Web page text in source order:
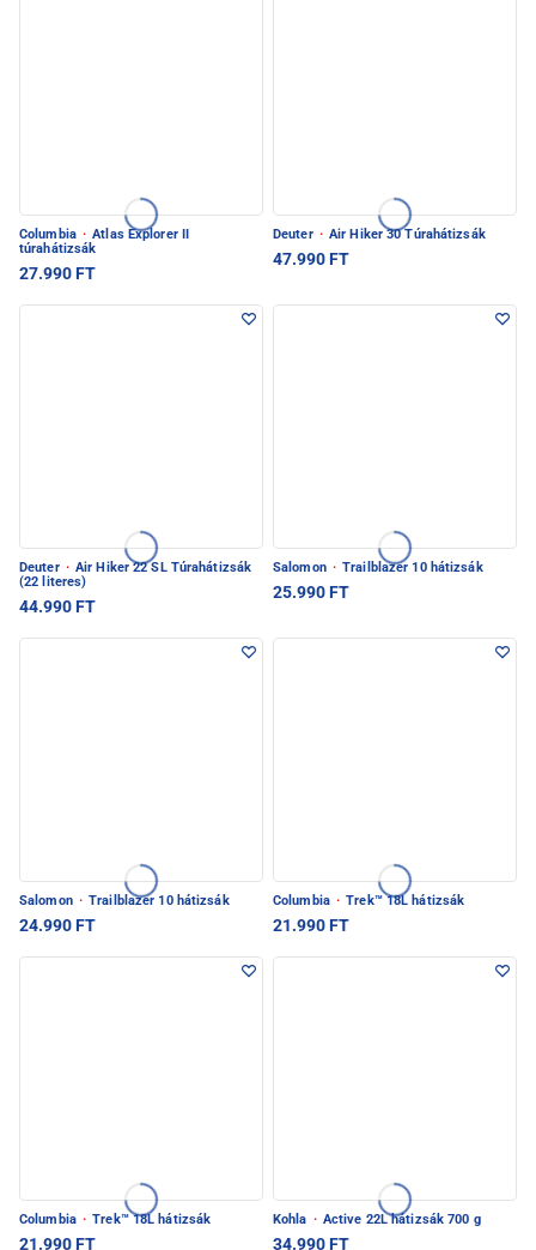
Columbia · Atlas Explorer II
túrahátizsák
27.990 FT
Deuter · Air Hiker 30 Túrahátizsák
47.990 FT
Deuter · Air Hiker 22 SL Túrahátizsák
(22 literes)
44.990 FT
Salomon · Trailblazer 10 hátizsák
25.990 FT
Salomon · Trailblazer 10 hátizsák
24.990 FT
Columbia · Trek™ 18L hátizsák
21.990 FT
Columbia · Trek™ 18L hátizsák
21.990 FT
Kohla · Active 22L hátizsák 700 g
34.990 FT